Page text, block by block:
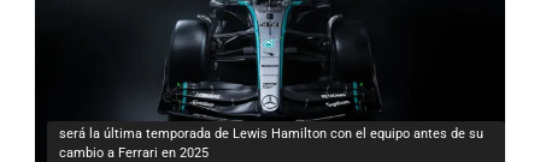
será la última temporada de Lewis Hamilton con el equipo antes de su
cambio a Ferrari en 2025